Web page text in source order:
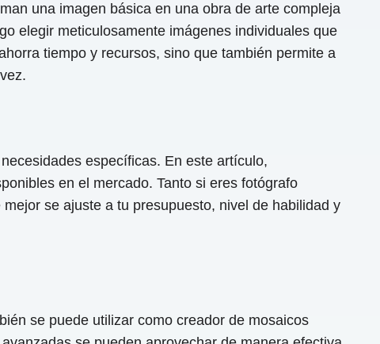
una imagen básica en una obra de arte compleja
elegir meticulosamente imágenes individuales que
tiempo y recursos, sino que también permite a
específicas. En este artículo,
en el mercado. Tanto si eres fotógrafo
se ajuste a tu presupuesto, nivel de habilidad y
se puede utilizar como creador de mosaicos